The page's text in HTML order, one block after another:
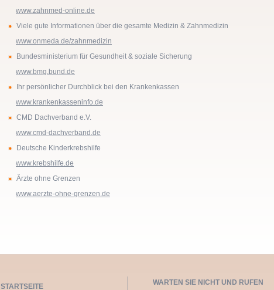
www.zahnmed-online.de
Viele gute Informationen über die gesamte Medizin & Zahnmedizin
www.onmeda.de/zahnmedizin
Bundesministerium für Gesundheit & soziale Sicherung
www.bmg.bund.de
Ihr persönlicher Durchblick bei den Krankenkassen
www.krankenkasseninfo.de
CMD Dachverband e.V.
www.cmd-dachverband.de
Deutsche Kinderkrebshilfe
www.krebshilfe.de
Ärzte ohne Grenzen
www.aerzte-ohne-grenzen.de
STARTSEITE
WARTEN SIE NICHT UND RUFEN